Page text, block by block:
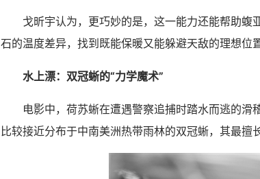
戈昕宇认为，更巧妙的是，这一能力还能帮助蝮
石的温度差异，找到既能保暖又能躲避天敌的理想位置
水上漂：双冠蜥的“力学魔术”
电影中，荷苏蜥在遭遇警察追捕时踏水而逃的滑
比较接近分布于中南美洲热带雨林的双冠蜥，其最擅